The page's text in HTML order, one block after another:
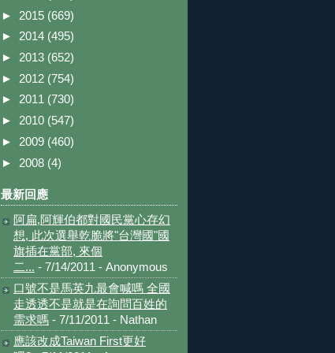
► 2015 (669)
► 2014 (495)
► 2013 (652)
► 2012 (754)
► 2011 (730)
► 2010 (547)
► 2009 (460)
► 2008 (4)
最新回應
阿扁,阿輝伯都對國民黨心存幻
想, 此次選舉乾脆將"台灣國"國
旗插在黨部, 來個
二... - 7/14/2011 - Anonymous
口號不是馬英九最會喊嗎 全國
走透透不是就是在詢問百姓的
需求嗎 - 7/11/2011 - Nathan
應該改成Taiwan First更好